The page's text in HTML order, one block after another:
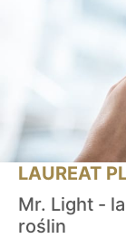
LAUREAT
Mr. Light -
roślin